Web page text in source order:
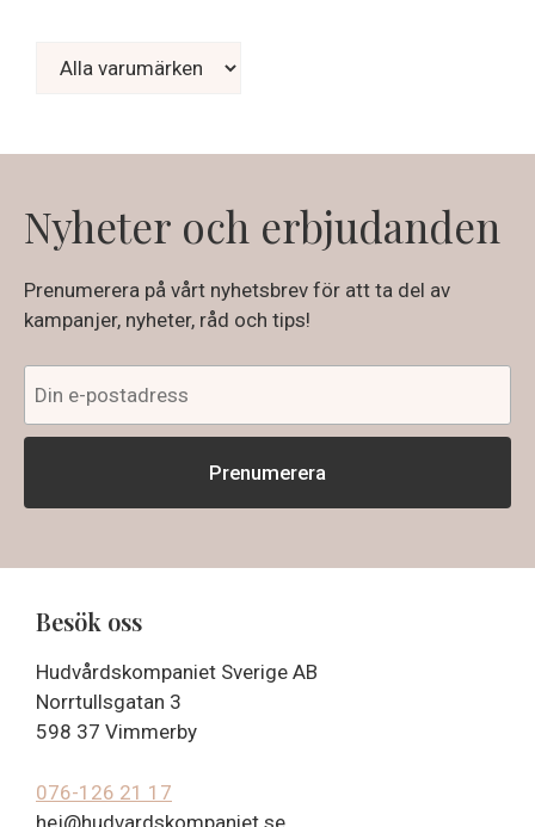
Nyheter och erbjudanden
Prenumerera på vårt nyhetsbrev för att ta del av
kampanjer, nyheter, råd och tips!
Besök oss
Hudvårdskompaniet Sverige AB
Norrtullsgatan 3
598 37 Vimmerby
076-126 21 17
hej@hudvardskompaniet.se